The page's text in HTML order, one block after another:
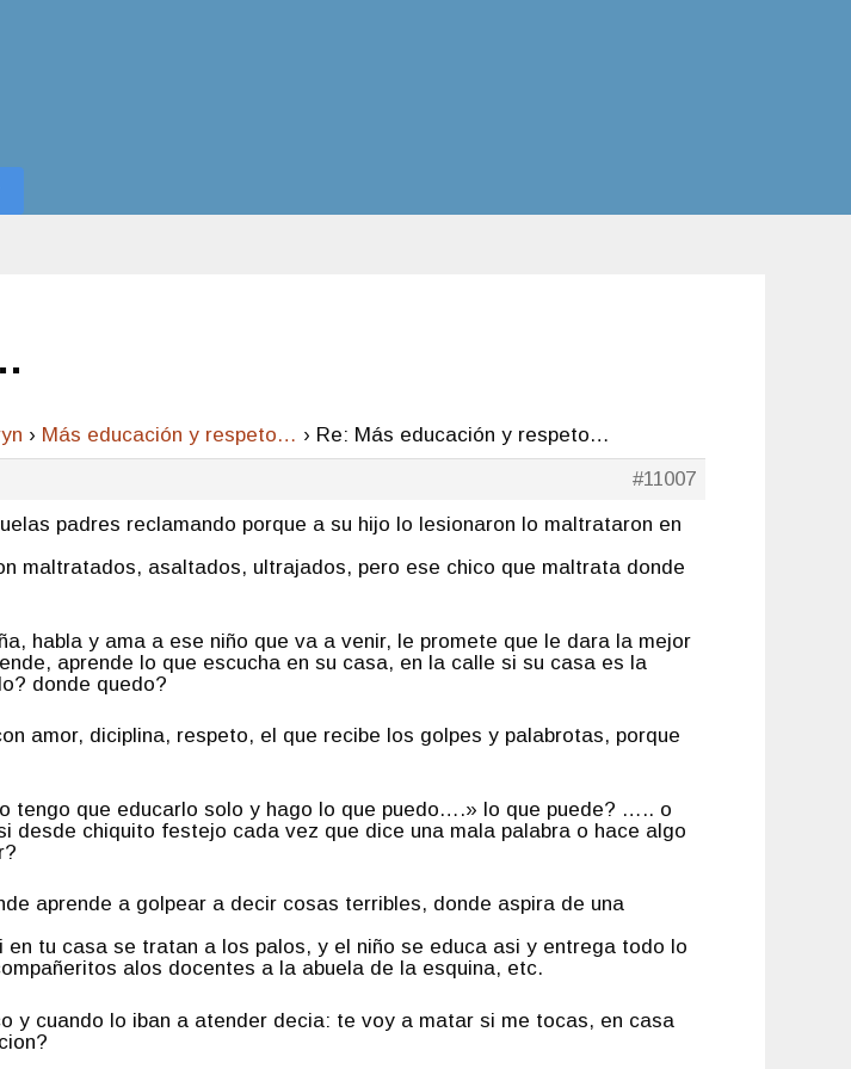
› Más educación y respeto… › Re: Más educación y respeto…
#11007
padres reclamando porque a su hijo lo lesionaron lo maltrataron en
maltratados, asaltados, ultrajados, pero ese chico que maltrata donde
habla y ama a ese niño que va a venir, le promete que le dara la mejor
aprende lo que escucha en su casa, en la calle si su casa es la
donde quedo?
amor, diciplina, respeto, el que recibe los golpes y palabrotas, porque
tengo que educarlo solo y hago lo que puedo….» lo que puede? ….. o
desde chiquito festejo cada vez que dice una mala palabra o hace algo
aprende a golpear a decir cosas terribles, donde aspira de una
tu casa se tratan a los palos, y el niño se educa asi y entrega todo lo
alos docentes a la abuela de la esquina, etc.
y cuando lo iban a atender decia: te voy a matar si me tocas, en casa